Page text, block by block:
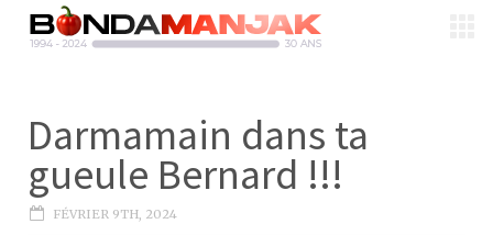
Darmamain dans ta
gueule Bernard !!!
FÉVRIER 9TH, 2024